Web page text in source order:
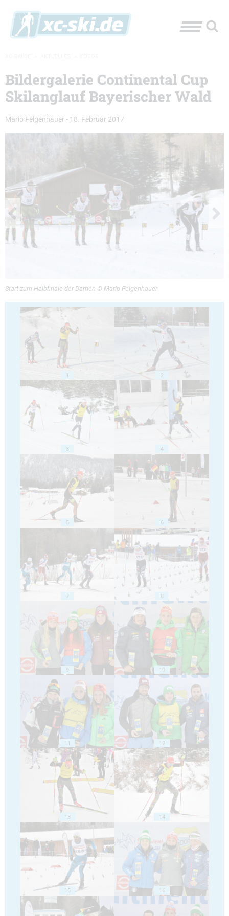
Bildergalerie Continental Cup
Skilanglauf Bayerischer Wald
Mario Felgenhauer - 18. Februar 2017
Start zum Halbfinale der Damen © Mario Felgenhauer
1 2
3 4
5 6
7 8
9 10
11 12
13 14
15 16